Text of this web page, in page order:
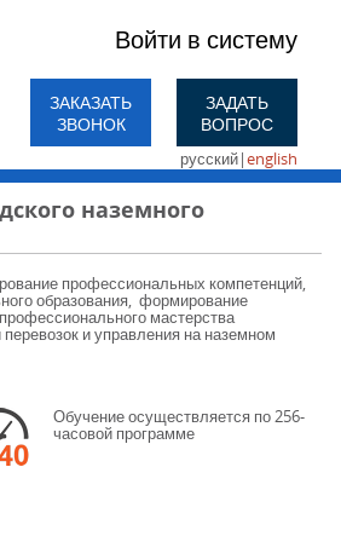
Войти в систему
ЗАКАЗАТЬ
ЗВОНОК
ЗАДАТЬ
ВОПРОС
русский|english
наземного
профессиональных компетенций,
образования, формирование
мастерства
и управления на наземном
Обучение осуществляется по 256-
часовой программе